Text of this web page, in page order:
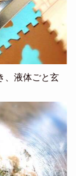
、液体ごと玄